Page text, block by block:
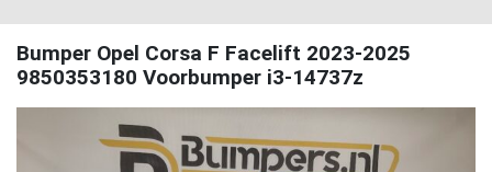
Bumper Opel Corsa F Facelift 2023-2025
9850353180 Voorbumper i3-14737z